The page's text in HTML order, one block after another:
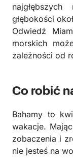
głębokości
Odwiedź
morskich
zależności od
Co robić
Bahamy to
wakacje.
zobaczenia i
nie jesteś na